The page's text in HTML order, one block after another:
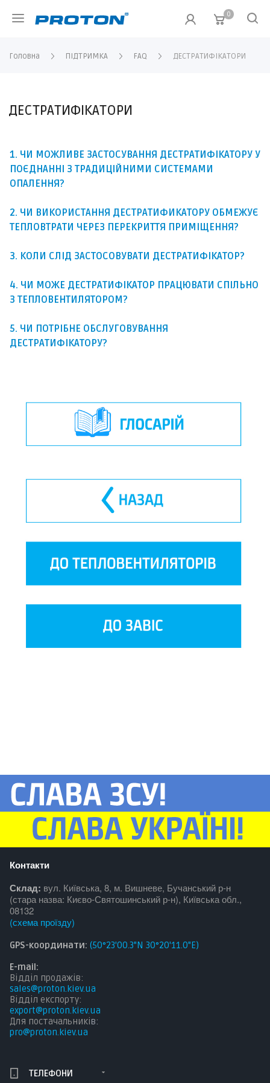
0
Головна ПІДТРИМКА FAQ ДЕСТРАТИФІКАТОРИ
ДЕСТРАТИФІКАТОРИ
1. ЧИ МОЖЛИВЕ ЗАСТОСУВАННЯ ДЕСТРАТИФІКАТОРУ У
ПОЄДНАННІ З ТРАДИЦІЙНИМИ СИСТЕМАМИ
ОПАЛЕННЯ?
2. ЧИ ВИКОРИСТАННЯ ДЕСТРАТИФИКАТОРУ ОБМЕЖУЄ
ТЕПЛОВТРАТИ ЧЕРЕЗ ПЕРЕКРИТТЯ ПРИМІЩЕННЯ?
3. КОЛИ СЛІД ЗАСТОСОВУВАТИ ДЕСТРАТИФІКАТОР?
4. ЧИ МОЖЕ ДЕСТРАТИФІКАТОР ПРАЦЮВАТИ СПІЛЬНО
З ТЕПЛОВЕНТИЛЯТОРОМ?
5. ЧИ ПОТРІБНЕ ОБСЛУГОВУВАННЯ
ДЕСТРАТИФІКАТОРУ?
Контакти
Склад: вул. Київська, 8, м. Вишневе, Бучанський р-н
(стара назва: Києво-Святошинський р-н), Київська обл.,
08132
(схема проїзду)
GPS-координати: (50°23'00.3"N 30°20'11.0"E)
E-mail:
Відділ продажів:
sales@proton.kiev.ua
Відділ експорту:
export@proton.kiev.ua
Для постачальників:
pro@proton.kiev.ua
ТЕЛЕФОНИ